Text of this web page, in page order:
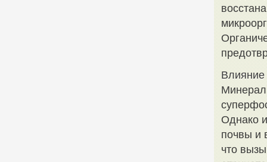
Однако
почвы и
что